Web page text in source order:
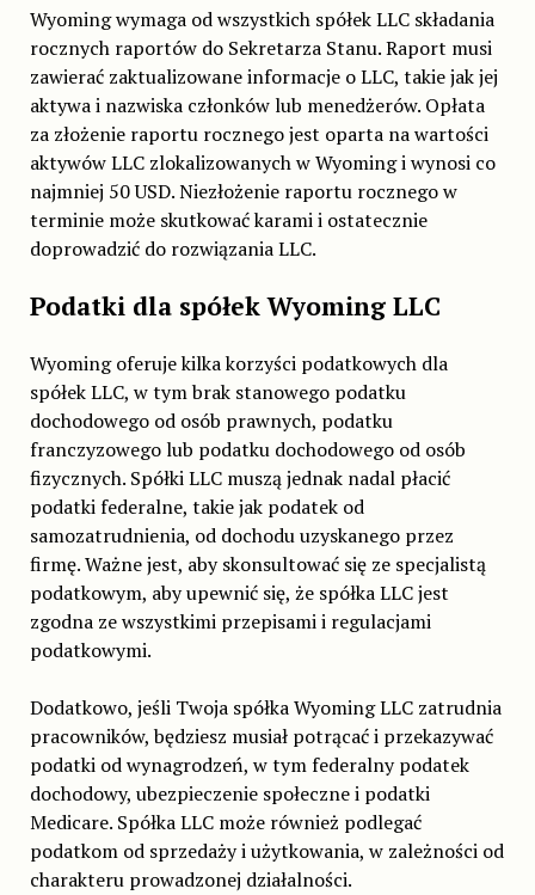
Wyoming wymaga od wszystkich spółek LLC składania
rocznych raportów do Sekretarza Stanu. Raport musi
zawierać zaktualizowane informacje o LLC, takie jak jej
aktywa i nazwiska członków lub menedżerów. Opłata
za złożenie raportu rocznego jest oparta na wartości
aktywów LLC zlokalizowanych w Wyoming i wynosi co
najmniej 50 USD. Niezłożenie raportu rocznego w
terminie może skutkować karami i ostatecznie
doprowadzić do rozwiązania LLC.
Podatki dla spółek Wyoming LLC
Wyoming oferuje kilka korzyści podatkowych dla
spółek LLC, w tym brak stanowego podatku
dochodowego od osób prawnych, podatku
franczyzowego lub podatku dochodowego od osób
fizycznych. Spółki LLC muszą jednak nadal płacić
podatki federalne, takie jak podatek od
samozatrudnienia, od dochodu uzyskanego przez
firmę. Ważne jest, aby skonsultować się ze specjalistą
podatkowym, aby upewnić się, że spółka LLC jest
zgodna ze wszystkimi przepisami i regulacjami
podatkowymi.
Dodatkowo, jeśli Twoja spółka Wyoming LLC zatrudnia
pracowników, będziesz musiał potrącać i przekazywać
podatki od wynagrodzeń, w tym federalny podatek
dochodowy, ubezpieczenie społeczne i podatki
Medicare. Spółka LLC może również podlegać
podatkom od sprzedaży i użytkowania, w zależności od
charakteru prowadzonej działalności.